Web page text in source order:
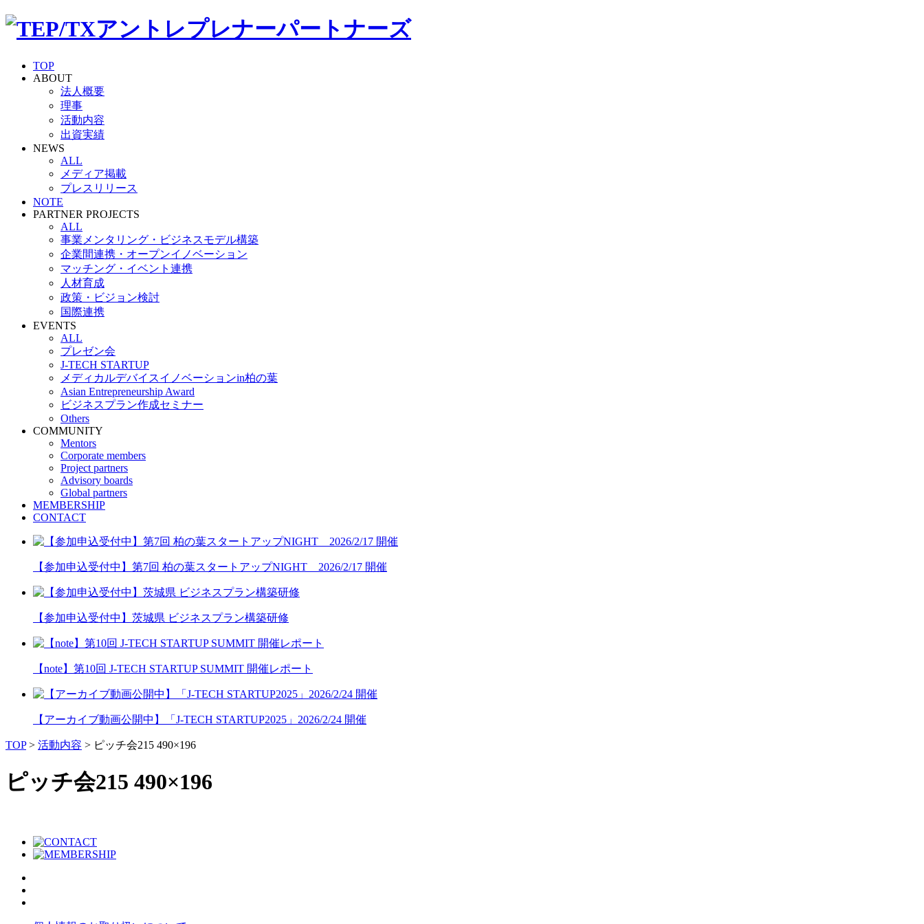
TOP
ABOUT
法人概要
理事
活動内容
出資実績
NEWS
ALL
メディア掲載
プレスリリース
NOTE
PARTNER PROJECTS
ALL
事業メンタリング・ビジネスモデル構築
企業間連携・オープンイノベーション
マッチング・イベント連携
人材育成
政策・ビジョン検討
国際連携
EVENTS
ALL
プレゼン会
J-TECH STARTUP
メディカルデバイスイノベーションin柏の葉
Asian Entrepreneurship Award
ビジネスプラン作成セミナー
Others
COMMUNITY
Mentors
Corporate members
Project partners
Advisory boards
Global partners
MEMBERSHIP
CONTACT
【参加申込受付中】第7回 柏の葉スタートアップNIGHT 2026/2/17 開催
【参加申込受付中】茨城県 ビジネスプラン構築研修
【note】第10回 J-TECH STARTUP SUMMIT 開催レポート
【アーカイブ動画公開中】「J-TECH STARTUP2025」2026/2/24 開催
TOP> 活動内容 > ピッチ会215 490×196
ピッチ会215 490×196